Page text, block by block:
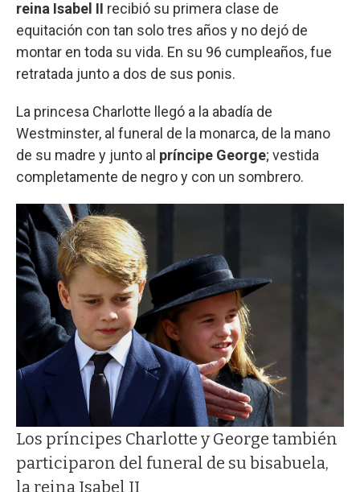
reina Isabel II recibió su primera clase de
equitación con tan solo tres años y no dejó de
montar en toda su vida. En su 96 cumpleaños, fue
retratada junto a dos de sus ponis.
La princesa Charlotte llegó a la abadía de
Westminster, al funeral de la monarca, de la mano
de su madre y junto al príncipe George; vestida
completamente de negro y con un sombrero.
Los príncipes Charlotte y George también
participaron del funeral de su bisabuela,
la reina Isabel II